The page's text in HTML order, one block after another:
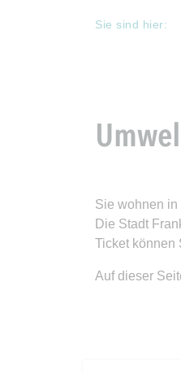
Sie sind hier:
Sie wohnen in
Die Stadt
Ticket können
Auf dieser